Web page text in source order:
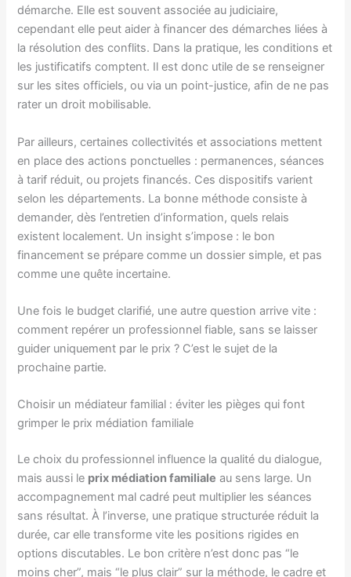
démarche. Elle est souvent associée au judiciaire,
cependant elle peut aider à financer des démarches liées à
la résolution des conflits. Dans la pratique, les conditions et
les justificatifs comptent. Il est donc utile de se renseigner
sur les sites officiels, ou via un point-justice, afin de ne pas
rater un droit mobilisable.
Par ailleurs, certaines collectivités et associations mettent
en place des actions ponctuelles : permanences, séances
à tarif réduit, ou projets financés. Ces dispositifs varient
selon les départements. La bonne méthode consiste à
demander, dès l’entretien d’information, quels relais
existent localement. Un insight s’impose : le bon
financement se prépare comme un dossier simple, et pas
comme une quête incertaine.
Une fois le budget clarifié, une autre question arrive vite :
comment repérer un professionnel fiable, sans se laisser
guider uniquement par le prix ? C’est le sujet de la
prochaine partie.
Choisir un médiateur familial : éviter les pièges qui font
grimper le prix médiation familiale
Le choix du professionnel influence la qualité du dialogue,
mais aussi le prix médiation familiale au sens large. Un
accompagnement mal cadré peut multiplier les séances
sans résultat. À l’inverse, une pratique structurée réduit la
durée, car elle transforme vite les positions rigides en
options discutables. Le bon critère n’est donc pas “le
moins cher”, mais “le plus clair” sur la méthode, le cadre et